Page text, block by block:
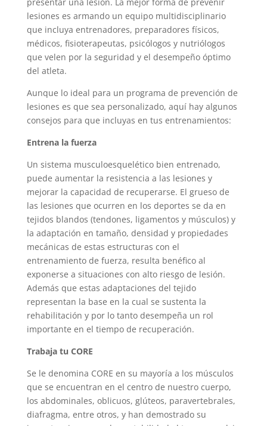
lesiones es armando un equipo multidisciplinario
que incluya entrenadores, preparadores físicos,
médicos, fisioterapeutas, psicólogos y nutriólogos
que velen por la seguridad y el desempeño óptimo
del atleta.
Aunque lo ideal para un programa de prevención de
lesiones es que sea personalizado, aquí hay algunos
consejos para que incluyas en tus entrenamientos:
Entrena la fuerza
Un sistema musculoesquelético bien entrenado,
puede aumentar la resistencia a las lesiones y
mejorar la capacidad de recuperarse. El grueso de
las lesiones que ocurren en los deportes se da en
tejidos blandos (tendones, ligamentos y músculos) y
la adaptación en tamaño, densidad y propiedades
mecánicas de estas estructuras con el
entrenamiento de fuerza, resulta benéfico al
exponerse a situaciones con alto riesgo de lesión.
Además que estas adaptaciones del tejido
representan la base en la cual se sustenta la
rehabilitación y por lo tanto desempeña un rol
importante en el tiempo de recuperación.
Trabaja tu CORE
Se le denomina CORE en su mayoría a los músculos
que se encuentran en el centro de nuestro cuerpo,
los abdominales, oblicuos, glúteos, paravertebrales,
diafragma, entre otros, y han demostrado su